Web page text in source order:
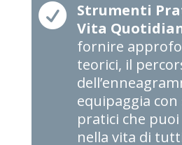
 Strumenti
Vita
fornire
teorici, il
equipaggia
pratici che
nella vita di